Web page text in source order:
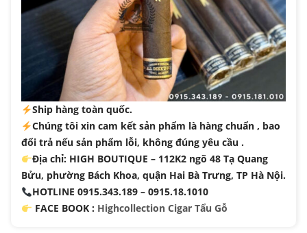
Ship hàng toàn quốc.
Chúng tôi xin cam kết sản phẩm là hàng chuẩn , bao
đổi trả nếu sản phẩm lỗi, không đúng yêu cầu .
Địa chỉ: HIGH BOUTIQUE – 112K2 ngõ 48 Tạ Quang
Bửu, phường Bách Khoa, quận Hai Bà Trưng, TP Hà Nội.
HOTLINE 0915.343.189 – 0915.18.1010
FACE BOOK : Highcollection Cigar Tẩu Gỗ